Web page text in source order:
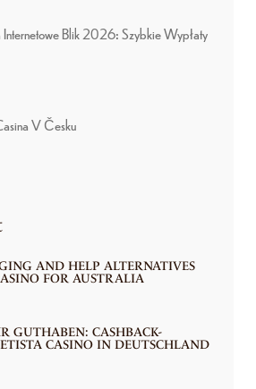
Internetowe Blik 2026: Szybkie Wypłaty
V Česku
AND HELP ALTERNATIVES
FOR AUSTRALIA
GUTHABEN: CASHBACK-
CASINO IN DEUTSCHLAND